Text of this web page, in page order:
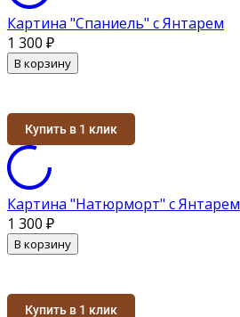
Картина "Спаниель" с Янтарем
1 300 ₽
В корзину
Купить в 1 клик
Картина "Натюрморт" с Янтарем
1 300 ₽
В корзину
Купить в 1 клик